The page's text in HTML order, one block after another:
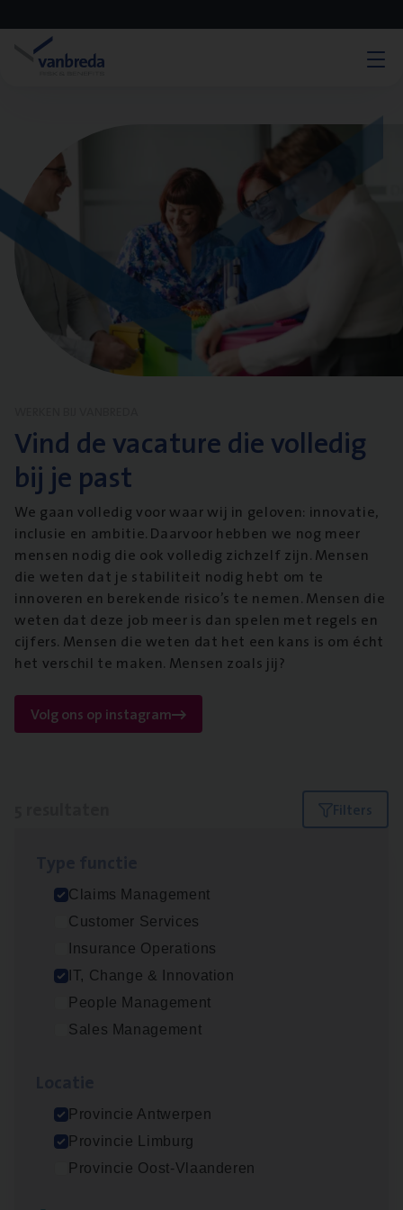
Vind de vacature die volledig
bij je past
We gaan volledig voor waar wij in geloven: innovatie,
inclusie en ambitie. Daarvoor hebben we nog meer
mensen nodig die ook volledig zichzelf zijn. Mensen
die weten dat je stabiliteit nodig hebt om te
innoveren en berekende risico’s te nemen. Mensen die
weten dat deze job meer is dan spelen met regels en
cijfers. Mensen die weten dat het een kans is om écht
het verschil te maken. Mensen zoals jij?
Volg ons op instagram
Filters
Claims Management
Customer Services
Insurance Operations
IT, Change & Innovation
People Management
Sales Management
Provincie Antwerpen
Provincie Limburg
Provincie Oost-Vlaanderen
Test Ana­lyst
IT, Change & Innovation
Antwerpen
Scha­de Expert Fleet
Busi­ness Analyst